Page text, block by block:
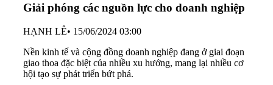
Giải phóng các nguồn lực cho doanh nghiệp
HẠNH LÊ• 15/06/2024 03:00
Nền kinh tế và cộng đồng doanh nghiệp đang ở giai đoạn
giao thoa đặc biệt của nhiều xu hướng, mang lại nhiều cơ
hội tạo sự phát triển bứt phá.